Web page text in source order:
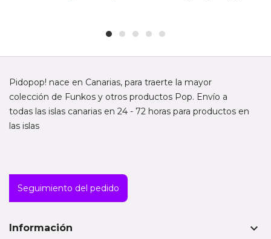
Pidopop! nace en Canarias, para traerte la mayor
colección de Funkos y otros productos Pop. Envío a
todas las islas canarias en 24 - 72 horas para productos en
las islas
Seguimiento del pedido
Información keyboard_arrow_down